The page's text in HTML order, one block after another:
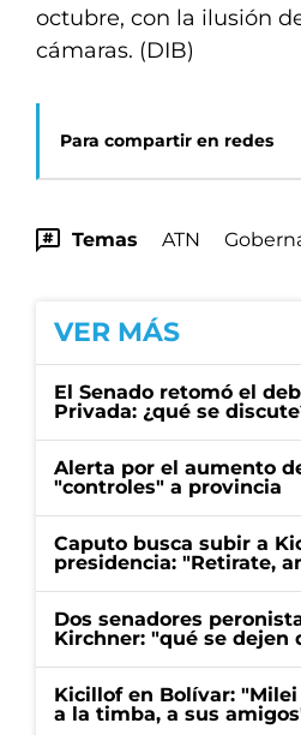
octubre, con la ilusión
cámaras. (DIB)
Para compartir en redes
Temas ATN
VER MÁS
El Senado retomó el
Privada: ¿qué se
Alerta por el aumento
"controles" a provincia
Caputo busca subir a
presidencia: "Retirate,
Dos senadores
Kirchner: "qué se dejen
Kicillof en Bolívar:
a la timba, a sus